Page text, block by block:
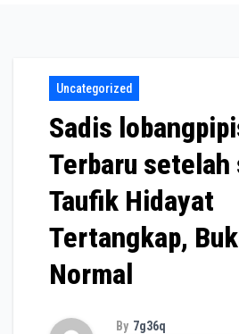
Uncategorized
Sadis
Terbaru setelah
Taufik Hidayat
Tertangkap,
Normal
By 7g36q